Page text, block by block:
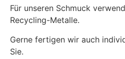
Für unseren Schmuck
Recycling-Metalle.
Gerne fertigen wir auch
Sie.